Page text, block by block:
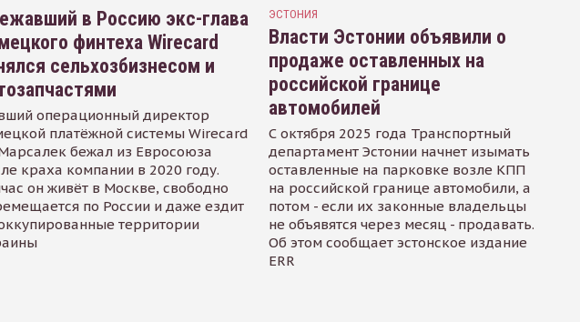
в Россию экс-глава
финтеха Wirecard
сельхозбизнесом и
операционный директор
платёжной системы Wirecard
бежал из Евросоюза
краха компании в 2020 году.
он живёт в Москве, свободно
по России и даже ездит
территории
ЭСТОНИЯ
Власти Эстонии объявили о
продаже оставленных на
российской границе
автомобилей
С октября 2025 года Транспортный
департамент Эстонии начнет изымать
оставленные на парковке возле КПП
на российской границе автомобили, а
потом - если их законные владельцы
не объявятся через месяц - продавать.
Об этом сообщает эстонское издание
ERR